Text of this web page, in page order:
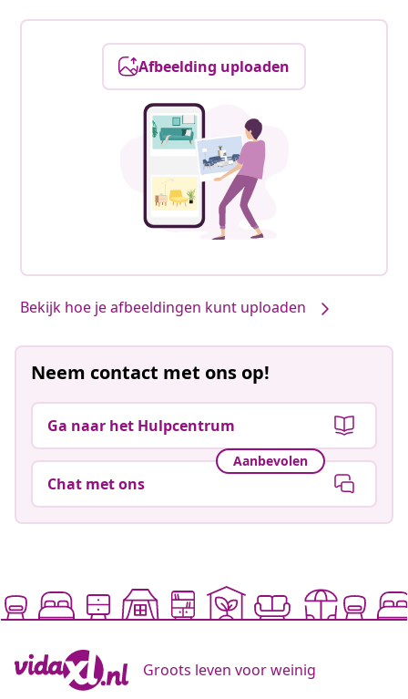
Afbeelding uploaden
Bekijk hoe je afbeeldingen kunt uploaden
Neem contact met ons op!
Ga naar het Hulpcentrum
Aanbevolen
Chat met ons
Groots leven voor weinig